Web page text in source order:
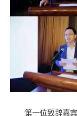
第一位致辞嘉